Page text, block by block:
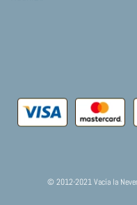
© 2012-2021 Vacía la